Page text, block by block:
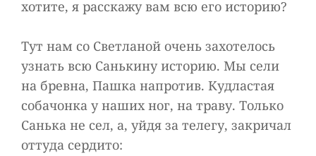
хотите, я расскажу вам всю его историю?
Тут нам со Светланой очень захотелось
узнать всю Санькину историю. Мы сели
на бревна, Пашка напротив. Кудластая
собачонка у наших ног, на траву. Только
Санька не сел, а, уйдя за телегу, закричал
оттуда сердито: